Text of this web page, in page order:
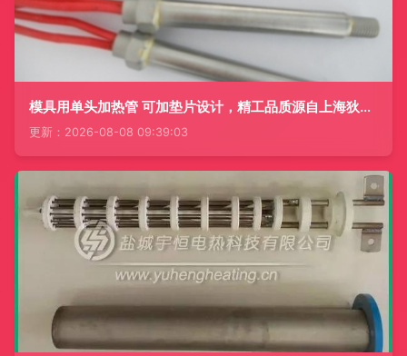
模具用单头加热管 可加垫片设计，精工品质源自上海狄热电器
更新：2026-08-08 09:39:03